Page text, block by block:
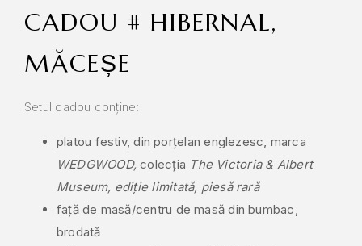
CADOU # HIBERNAL,
MĂCEȘE
Setul cadou conține:
platou festiv, din porțelan englezesc, marca
WEDGWOOD,colecția The Victoria & Albert
Museum, ediție limitată, piesă rară
față de masă/centru de masă din bumbac,
brodată